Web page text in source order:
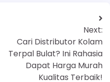
Next:
Cari Distributor Kolam
Terpal Bulat? Ini Rahasia
Dapat Harga Murah
Kualitas Terbaik!